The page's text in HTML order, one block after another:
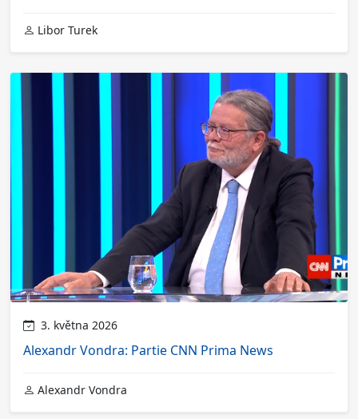
Libor Turek
3. května 2026
Alexandr Vondra: Partie CNN Prima News
Alexandr Vondra